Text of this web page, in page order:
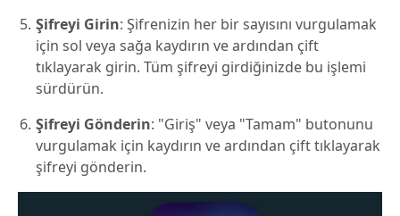
Şifreyi Girin: Şifrenizin her bir sayısını vurgulamak
için sol veya sağa kaydırın ve ardından çift
tıklayarak girin. Tüm şifreyi girdiğinizde bu işlemi
sürdürün.
Şifreyi Gönderin: "Giriş" veya "Tamam" butonunu
vurgulamak için kaydırın ve ardından çift tıklayarak
şifreyi gönderin.